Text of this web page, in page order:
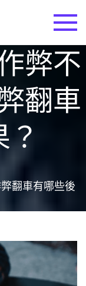
弊不
翻車
翻車有哪些後